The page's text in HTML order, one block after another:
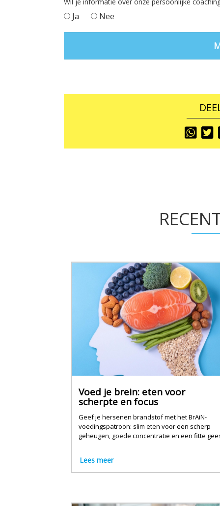
Ja Nee
Share
Voed je brein: eten voor
scherpte en focus
Geef je hersenen brandstof met het BrAiN-
voedingspatroon: slim eten voor een scherp
geheugen, goede concentratie en een fitte
Lees meer